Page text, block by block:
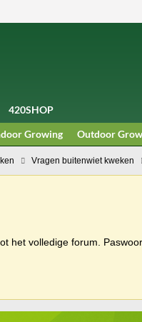
420SHOP
Growing Outdoor
Vragen buitenwiet kweken
het volledige forum.